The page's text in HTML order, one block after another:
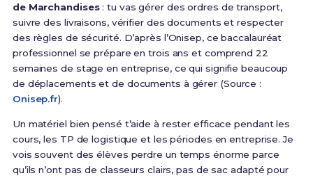
de Marchandises: tu vas gérer des ordres de transport,
suivre des livraisons, vérifier des documents et respecter
des règles de sécurité. D’après l’Onisep, ce baccalauréat
professionnel se prépare en trois ans et comprend 22
semaines de stage en entreprise, ce qui signifie beaucoup
de déplacements et de documents à gérer (Source :
Onisep.fr).
Un matériel bien pensé t’aide à rester efficace pendant les
cours, les TP de logistique et les périodes en entreprise. Je
vois souvent des élèves perdre un temps énorme parce
qu’ils n’ont pas de classeurs clairs, pas de sac adapté pour